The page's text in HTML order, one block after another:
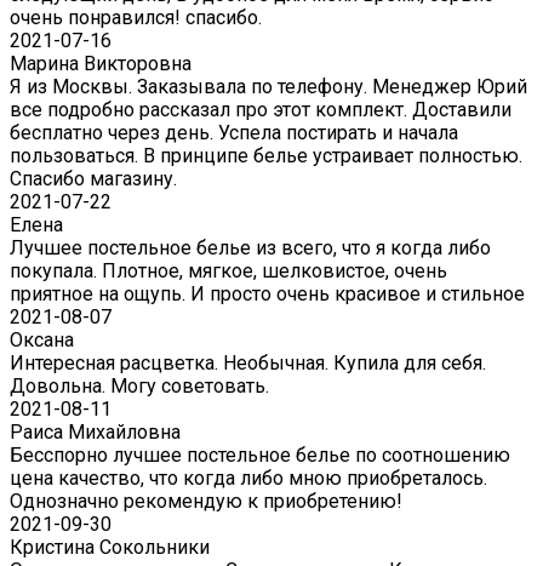
очень понравился! спасибо.
2021-07-16
Марина Викторовна
Я из Москвы. Заказывала по телефону. Менеджер Юрий
все подробно рассказал про этот комплект. Доставили
бесплатно через день. Успела постирать и начала
пользоваться. В принципе белье устраивает полностью.
Спасибо магазину.
2021-07-22
Eлена
Лучшее постельное белье из всего, что я когда либо
покупала. Плотное, мягкое, шелковистое, очень
приятное на ощупь. И просто очень красивое и стильное
2021-08-07
Оксана
Интересная расцветка. Необычная. Купила для себя.
Довольна. Могу советовать.
2021-08-11
Раиса Михайловна
Бесспорно лучшее постельное белье по соотношению
цена качество, что когда либо мною приобреталось.
Однозначно рекомендую к приобретению!
2021-09-30
Кристина Сокольники